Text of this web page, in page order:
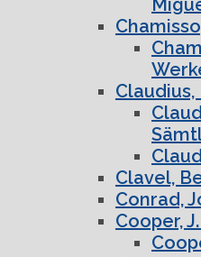
Clavel,
Conrad,
Cooper, J.